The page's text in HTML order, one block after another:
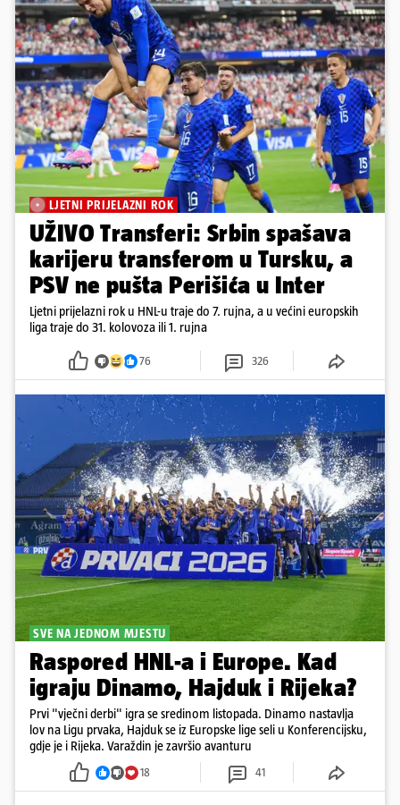
LJETNI PRIJELAZNI ROK
UŽIVO Transferi: Srbin spašava
karijeru transferom u Tursku, a
PSV ne pušta Perišića u Inter
Ljetni prijelazni rok u HNL-u traje do 7. rujna, a u većini europskih
liga traje do 31. kolovoza ili 1. rujna
76 326
SVE NA JEDNOM MJESTU
Raspored HNL-a i Europe. Kad
igraju Dinamo, Hajduk i Rijeka?
Prvi "vječni derbi" igra se sredinom listopada. Dinamo nastavlja
lov na Ligu prvaka, Hajduk se iz Europske lige seli u Konferencijsku,
gdje je i Rijeka. Varaždin je završio avanturu
18 41